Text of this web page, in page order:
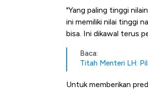
"Yang paling tinggi
ini memiliki nilai tinggi
bisa. Ini dikawal terus
Baca:
Titah Menteri LH:
Untuk memberikan